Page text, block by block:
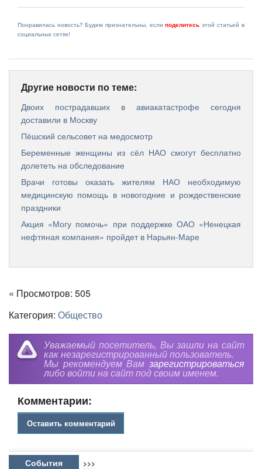
Понравилась новость? Будем признательны, еслиподелитесь этой статьей в
социальных сетях!
Другие новости по теме:
Двоих пострадавших в авиакатастрофе сегодня
доставили в Москву
Пёшский сельсовет на медосмотр
Беременные женщины из сёл НАО смогут бесплатно
долететь на обследование
Врачи готовы оказать жителям НАО необходимую
медицинскую помощь в новогодние и рождественские
праздники
Акция «Могу помочь» при поддержке ОАО «Ненецкая
нефтяная компания» пройдет в Нарьян-Маре
« Просмотров: 505
Категория: Общество
Уважаемый посетитель, Вы зашли на сайт
как незарегистрированный пользователь.
Мы рекомендуем Вам зарегистрироваться
либо войти на сайт под своим именем.
Комментарии:
Оставить комментарий
События >>>